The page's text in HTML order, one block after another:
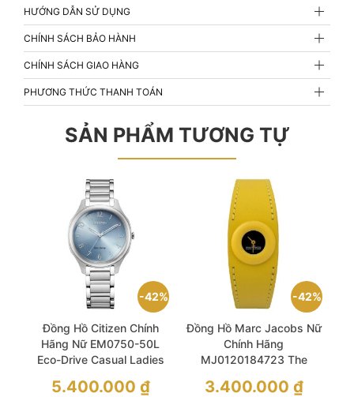
HƯỚNG DẪN SỬ DỤNG
CHÍNH SÁCH BẢO HÀNH
CHÍNH SÁCH GIAO HÀNG
PHƯƠNG THỨC THANH TOÁN
SẢN PHẨM TƯƠNG TỰ
42%
Đồng Hồ Citizen Chính
Hãng Nữ EM0750-50L
Eco-Drive Casual Ladies
Giá
gốc
5.400.000 ₫
42%
Đồng Hồ Marc Jacobs Nữ
Chính Hãng
MJ0120184723 The
Ladies Watch
Giá
gốc
3.400.000 ₫